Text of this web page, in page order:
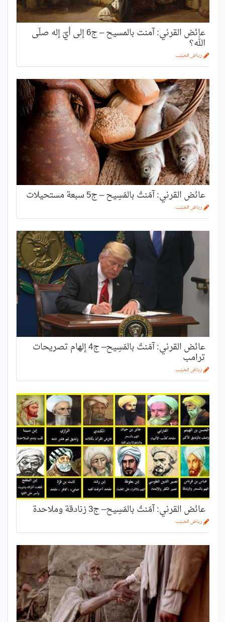
عائض القرني: آمنت بالمسيح – ج6 إلى أيّ إله صلّى
الله؟
رياض الحبيّب
عائض القرني: آمَنتُ بالمَسِيح – ج5 سبعة مستحيلات
رياض الحبيّب
عائض القرني: آمَنتُ بالمَسِيح– ج4 إلهام تصريحات
ترامب
رياض الحبيّب
عائض القرني: آمَنتُ بالمَسِيح– ج3 زنادقة وملاحدة
رياض الحبيّب